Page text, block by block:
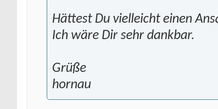
Hättest Du vielleicht einen
Ich wäre Dir sehr dankbar.
Grüße
hornau